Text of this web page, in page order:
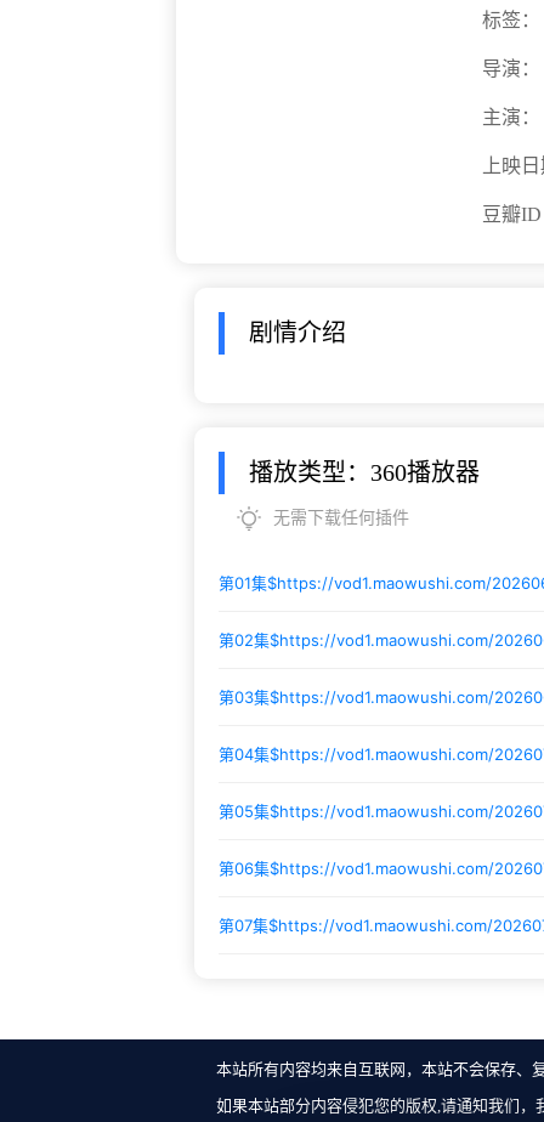
标签：
导演：
主演：
上映
豆瓣
剧情介绍
播放类型：360播放器
无需下载任何插件
第01集$https://vod1.maowushi.com/
第02集$https://vod1.maowushi.com/
第03集$https://vod1.maowushi.com/
第04集$https://vod1.maowushi.com/
第05集$https://vod1.maowushi.com/
第06集$https://vod1.maowushi.com/
第07集$https://vod1.maowushi.com/
本站所有内容均来自互联网，本站不会保存、
如果本站部分内容侵犯您的版权,请通知我们